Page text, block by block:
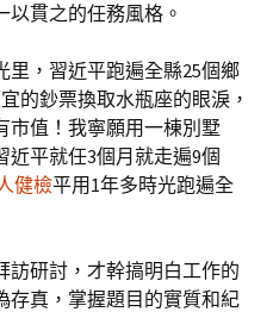
貫之的任務風格。
里，習近平跑遍全縣25個鄉
的鈔票換取水瓶座的眼淚，
市值！我寧願用一棟別墅
平就任3個月就走遍9個
健檢平用1年多時光跑遍全
訪研討，才幹搞明白工作的
存真，掌握題目的實質和紀